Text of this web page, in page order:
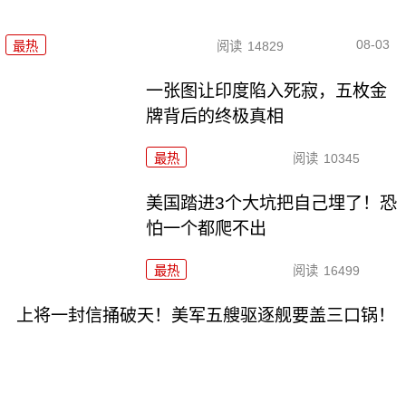
最热 阅读 14829 08-03
一张图让印度陷入死寂，五枚金
牌背后的终极真相
最热 阅读 10345
美国踏进3个大坑把自己埋了！恐
怕一个都爬不出
最热 阅读 16499
上将一封信捅破天！美军五艘驱逐舰要盖三口锅！